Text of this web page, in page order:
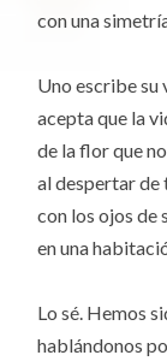
con una
Uno escribe su
acepta que la
de la flor que
al despertar de
con los ojos de
en una
Lo sé. Hemos
hablándonos